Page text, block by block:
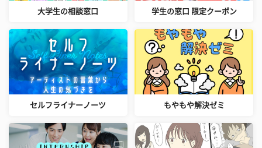
大学生の相談窓口 学生の窓口 限定クーポン
セルフライナーノーツ もやもや解決ゼミ